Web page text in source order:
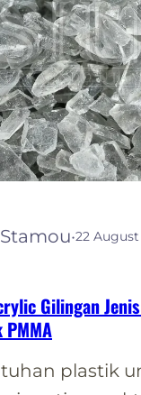
dilakukan
metode
mengurangi
Salah
metode
blending
Teknik…
·22 August
Gilingan
plastik